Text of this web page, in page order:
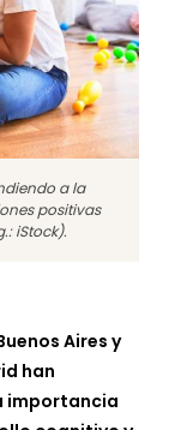
a la
positivas
iStock).
Aires y
han
importancia